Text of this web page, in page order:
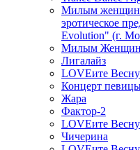
Милым
эротическое
Evolution" (г.
Милым
Лигалайз
LOVEите
Концерт
Жара
Фактор-2
LOVEите
Чичерина